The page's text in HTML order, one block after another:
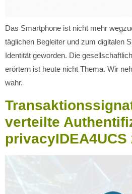
Das Smartphone ist nicht mehr
täglichen Begleiter und zum digitalen
Identität geworden. Die
erörtern ist heute nicht Thema. Wir
wahr.
verteilte
privacyIDEA4UCS